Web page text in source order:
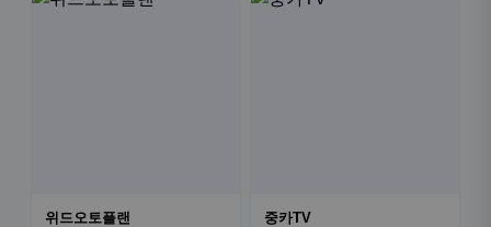
위드오토플랜 중카TV